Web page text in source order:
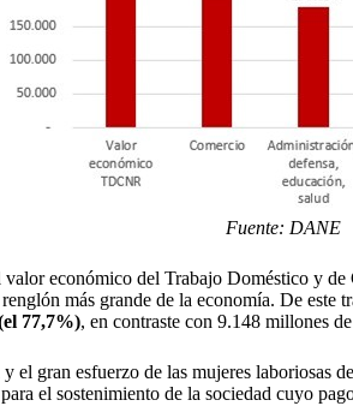
Fuente: DANE
económico del Trabajo Doméstico y
más grande de la economía. De
77,7%), en contraste con 9.148 millones
el gran esfuerzo de las mujeres laboriosas
el sostenimiento de la sociedad cuyo